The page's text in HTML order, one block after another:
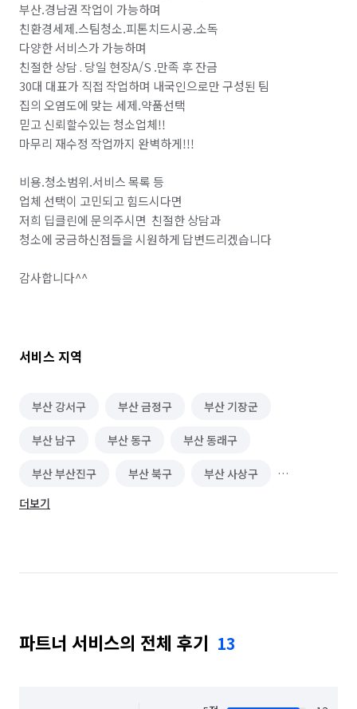
부산.경남권 작업이 가능하며
친환경세제.스팀청소.피톤치드시공.소독
다양한 서비스가 가능하며
친절한 상담 . 당일 현장A/S .만족 후 잔금
30대 대표가 직접 작업하며 내국인으로만 구성된 팀
집의 오염도에 맞는 세제.약품선택
믿고 신뢰할수있는 청소업체!!
마무리 재수정 작업까지 완벽하게!!!
비용.청소범위.서비스 목록 등
업체 선택이 고민되고 힘드시다면
저희 딥클린에 문의주시면  친절한 상담과
청소에 궁금하신점들을 시원하게 답변드리겠습니다
감사합니다^^
서비스 지역
부산 강서구 부산 금정구 부산 기장군
부산 남구 부산 동구 부산 동래구
부산 부산진구 부산 북구 부산 사상구
부산 사하구
부산 해운대구
더보기
파트너 서비스의 전체 후기 13